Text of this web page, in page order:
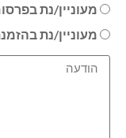
מעוניין/נת
מעוניין/נת